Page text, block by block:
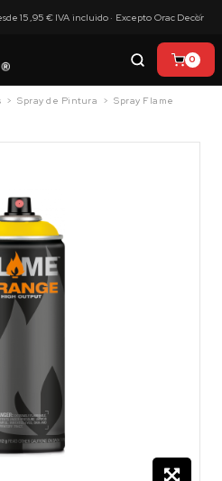
15,95 € IVA incluido · Excepto Orac Decor
×
0
Spray de Pintura
Spray Flame